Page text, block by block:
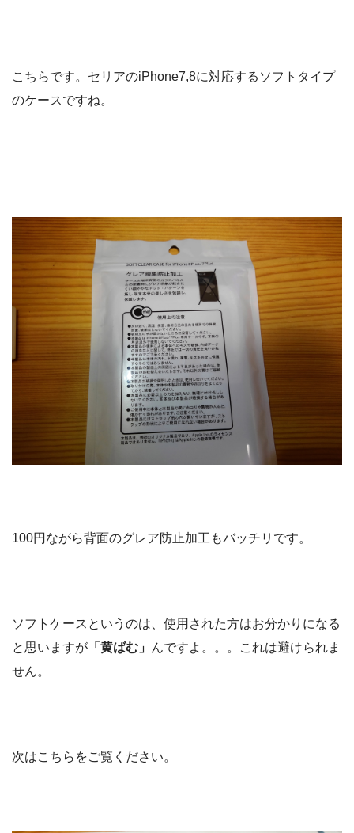
こちらです。セリアのiPhone7,8に対応するソフトタイプ
のケースですね。
100円ながら背面のグレア防止加工もバッチリです。
ソフトケースというのは、使用された方はお分かりになる
と思いますが 「黄ばむ」 んですよ。。。これは避けられま
せん。
次はこちらをご覧ください。